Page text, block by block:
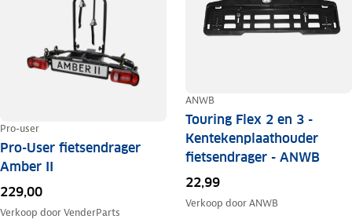
Pro-user
Pro-User fietsendrager
Amber II
229,00
Verkoop doorVenderParts
ANWB
Touring Flex 2 en 3 -
Kentekenplaathouder
fietsendrager - ANWB
22,99
Verkoop doorANWB